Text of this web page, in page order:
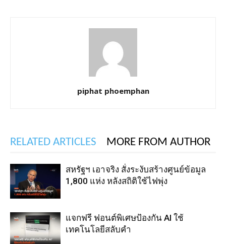
piphat phoemphan
RELATED ARTICLES MORE FROM AUTHOR
สหรัฐฯ เอาจริง สั่งระงับสร้างศูนย์ข้อมูล
1,800 แห่ง หลังสถิติใช้ไฟพุ่ง
แจกฟรี ฟอนต์พิเศษป้องกัน AI ใช้
เทคโนโลยีสลับคำ